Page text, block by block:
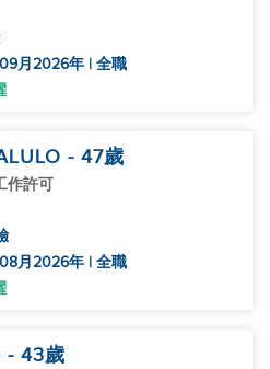
月2026年 | 全職
- 47歲
作許可
月2026年 | 全職
- 43歲